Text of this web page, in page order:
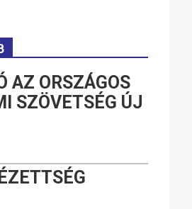
AZ ORSZÁGOS
SZÖVETSÉG ÚJ